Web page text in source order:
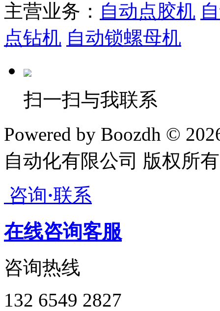
主营业务： 自动点胶机
点钻机 自动锁螺母机
扫一扫与我联系
Powered by Boozdh ©
自动化有限公司 版权所
咨询·联系
在线咨询客服
咨询热线
132 6549 2827